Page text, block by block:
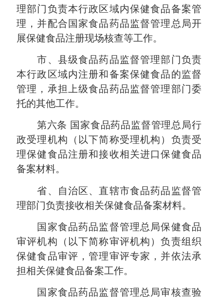
理部门负责本行政区域内保健食品备案管
理，并配合国家食品药品监督管理总局开
展保健食品注册现场核查等工作。
市、县级食品药品监督管理部门负责
本行政区域内注册和备案保健食品的监督
管理，承担上级食品药品监督管理部门委
托的其他工作。
第六条 国家食品药品监督管理总局行
政受理机构（以下简称受理机构）负责受
理保健食品注册和接收相关进口保健食品
备案材料。
省、自治区、直辖市食品药品监督管
理部门负责接收相关保健食品备案材料。
国家食品药品监督管理总局保健食品
审评机构（以下简称审评机构）负责组织
保健食品审评，管理审评专家，并依法承
担相关保健食品备案工作。
国家食品药品监督管理总局审核查验